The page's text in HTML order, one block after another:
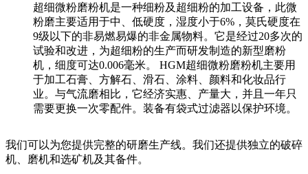
超细微粉磨粉机是一种细粉及超细粉的加工设备，此微
粉磨主要适用于中、低硬度，湿度小于6%，莫氏硬度在
9级以下的非易燃易爆的非金属物料。它是经过20多次的
试验和改进，为超细粉的生产而研发制造的新型磨粉
机，细度可达0.006毫米。 HGM超细微粉磨粉机主要用
于加工石膏、方解石、滑石、涂料、颜料和化妆品行
业。与气流磨相比，它经济实惠、产量大，并且一年只
需要更换一次零配件。装备有袋式过滤器以保护环境。
我们可以为您提供完整的研磨生产线。我们还提供独立的破碎
机、磨机和选矿机及其备件。